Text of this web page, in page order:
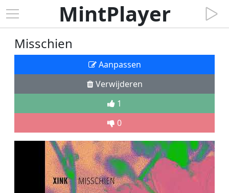
MintPlayer
Misschien
Aanpassen
Verwijderen
1
0